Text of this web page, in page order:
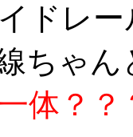
ドレ
ちゃ
体？？